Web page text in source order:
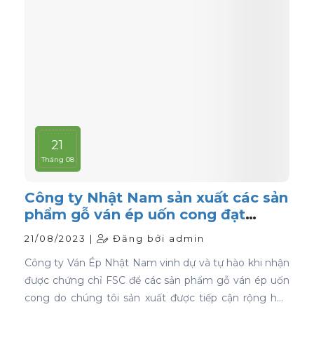
21
Tháng 08
Công ty Nhật Nam sản xuất các sản
phẩm gỗ ván ép uốn cong đạt
chứng nhận FSC
21/08/2023 | Đăng bởi admin
Công ty Ván Ép Nhật Nam vinh dự và tự hào khi nhận
được chứng chỉ FSC để các sản phẩm gỗ ván ép uốn
cong do chúng tôi sản xuất được tiếp cận rộng hơn